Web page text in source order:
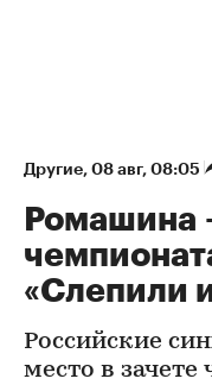
Другие⁠, 08 авг, 08:05
Ромашина
«Слепили
Российские
место в